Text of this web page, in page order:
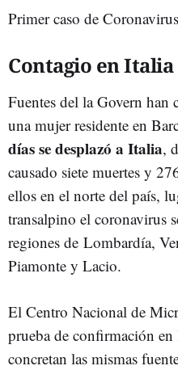
Primer caso de
Contagio en Italia
Fuentes del la Govern han
una mujer residente en
días se desplazó a Italia,
causado siete muertes y
ellos en el norte del país,
transalpino el coronavirus
regiones de Lombardía,
Piamonte y Lacio.
El Centro Nacional de
prueba de confirmación
concretan las mismas